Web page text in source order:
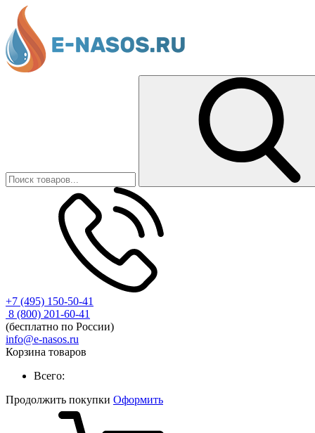
+7 (495) 150-50-41
8 (800) 201-60-41
(бесплатно по России)
info@e-nasos.ru
Корзина товаров
Всего:
Продолжить покупки Оформить